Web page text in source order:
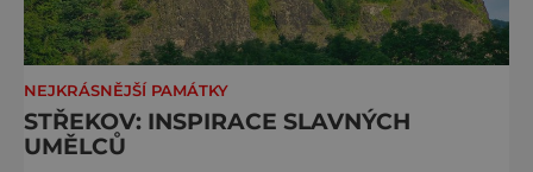
NEJKRÁSNĚJŠÍ PAMÁTKY
STŘEKOV: INSPIRACE SLAVNÝCH
UMĚLCŮ